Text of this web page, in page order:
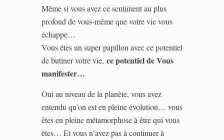
Même si vous avez ce sentiment au plus
profond de vous-même que votre vie vous
échappe…
Vous êtes un super papillon avec ce potentiel
de butiner votre vie, ce potentiel de Vous
manifester…
Oui au niveau de la planète, vous avez
entendu qu’on est en pleine évolution… vous
êtes en pleine métamorphose à être qui vous
êtes… Et vous n’avez pas à continuer à